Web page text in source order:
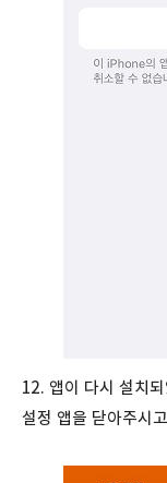
12. 앱이 다시 설치
설정 앱을 닫아주시